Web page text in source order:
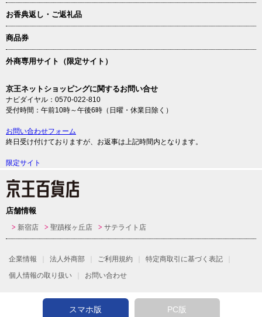
お香典返し・ご返礼品
商品券
外商専用サイト（限定サイト）
京王ネットショッピングに関するお問い合せ
ナビダイヤル：0570-022-810
受付時間：午前10時～午後6時（日曜・休業日除く）
お問い合わせフォーム
終日受け付けておりますが、お返事は上記時間内となります。
限定サイト
店舗情報
新宿店 聖蹟桜ヶ丘店 サテライト店
企業情報 法人外商部 ご利用規約
特定商取引に基づく表記
個人情報の取り扱い
お問い合わせ
スマホ版 PC版